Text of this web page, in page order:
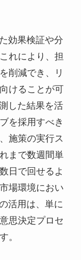
効果検証や分
れにより、担
削減でき、リ
けることが可
した結果を活
を採用すべき
施策の実行ス
まで数週間単
日で回せるよ
場環境におい
活用は、単に
思決定プロセ
。